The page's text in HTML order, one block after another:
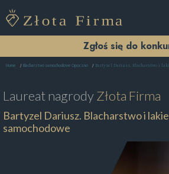
Zgłoś się do
Home Blacharstwo samochodowe Opoczno Bartyzel Dariusz. Blacharstwo i
Laureat nagrodyZłota Firma
Bartyzel Dariusz. Blacharstwo i
samochodowe